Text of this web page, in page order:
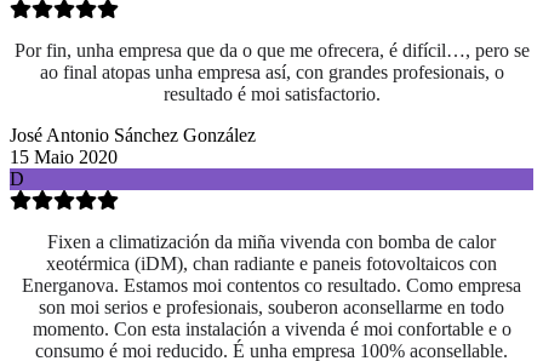
Por fin, unha empresa que da o que me ofrecera, é difícil…, pero se
ao final atopas unha empresa así, con grandes profesionais, o
resultado é moi satisfactorio.
José Antonio Sánchez González
15 Maio 2020
D
Fixen a climatización da miña vivenda con bomba de calor
xeotérmica (iDM), chan radiante e paneis fotovoltaicos con
Energanova. Estamos moi contentos co resultado. Como empresa
son moi serios e profesionais, souberon aconsellarme en todo
momento. Con esta instalación a vivenda é moi confortable e o
consumo é moi reducido. É unha empresa 100% aconsellable.